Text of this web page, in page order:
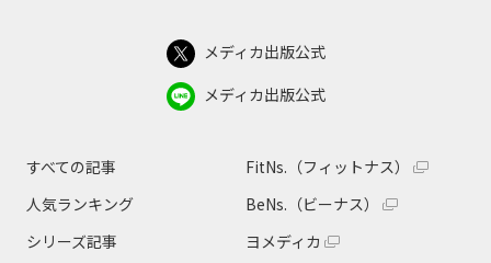
メディカ出版公式
メディカ出版公式
すべての記事
人気ランキング
シリーズ記事
FitNs.（フィットナス）
BeNs.（ビーナス）
ヨメディカ